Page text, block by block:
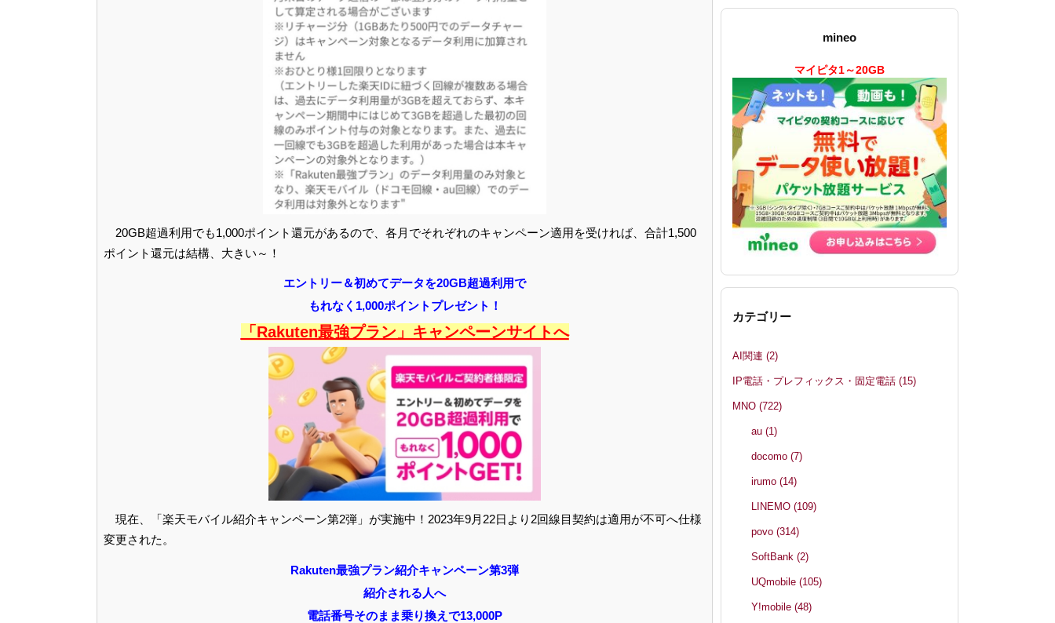
20GB超過利用でも1,000ポイント還元があるので、各月でそれぞれのキャンペーン適用を受ければ、合計1,500
ポイント還元は結構、大きい～！
エントリー＆初めてデータを20GB超過利用で
もれなく1,000ポイントプレゼント！
「Rakuten最強プラン」キャンペーンサイトへ
現在、「楽天モバイル紹介キャンペーン第2弾」が実施中！2023年9月22日より2回線目契約は適用が不可へ仕様
変更された。
Rakuten最強プラン紹介キャンペーン第3弾
紹介される人へ
電話番号そのまま乗り換えで13,000P
mineo
マイピタ1～20GB
カテゴリー
AI関連 (2)
IP電話・プレフィックス・固定電話 (15)
MNO (722)
au(1)
docomo(7)
irumo(14)
LINEMO(109)
povo(314)
SoftBank(2)
UQmobile(105)
Y!mobile(48)